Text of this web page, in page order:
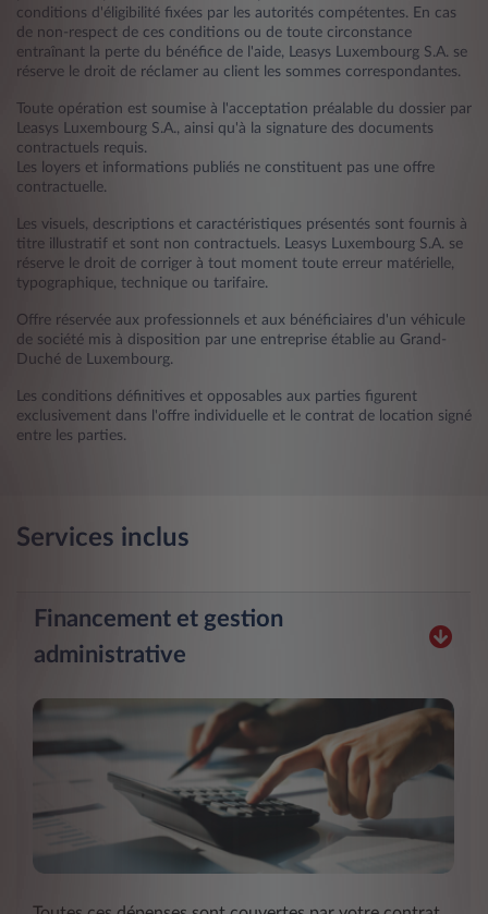
conditions d'éligibilité fixées par les autorités compétentes. En cas
de non-respect de ces conditions ou de toute circonstance
entraînant la perte du bénéfice de l'aide, Leasys Luxembourg S.A. se
réserve le droit de réclamer au client les sommes correspondantes.
Toute opération est soumise à l'acceptation préalable du dossier par
Leasys Luxembourg S.A., ainsi qu'à la signature des documents
contractuels requis.
Les loyers et informations publiés ne constituent pas une offre
contractuelle.
Les visuels, descriptions et caractéristiques présentés sont fournis à
titre illustratif et sont non contractuels. Leasys Luxembourg S.A. se
réserve le droit de corriger à tout moment toute erreur matérielle,
typographique, technique ou tarifaire.
Offre réservée aux professionnels et aux bénéficiaires d'un véhicule
de société mis à disposition par une entreprise établie au Grand-
Duché de Luxembourg.
Les conditions définitives et opposables aux parties figurent
exclusivement dans l'offre individuelle et le contrat de location signé
entre les parties.
Services inclus
Financement et gestion
administrative